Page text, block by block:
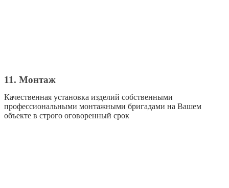
11. Монтаж
Качественная установка изделий собственными
профессиональными монтажными бригадами на Вашем
объекте в строго оговоренный срок